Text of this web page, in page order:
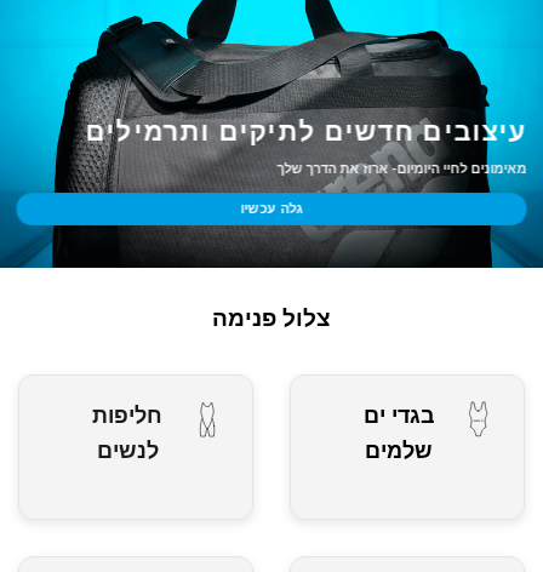
עיצובים חדשים לתיקים ותרמילים
מאימונים לחיי היומיום- ארוז את הדרך שלך
גלה עכשיו
צלול פנימה
בגדי ים
שלמים
חליפות
לנשים